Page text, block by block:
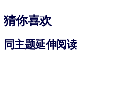
猜你喜欢
同主题延伸阅读